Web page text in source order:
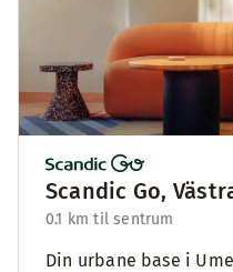
Scandic Go,
0.1 km til sentrum
Din urbane base i